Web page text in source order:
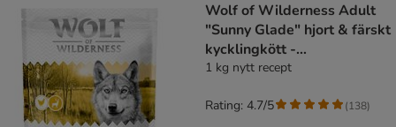
Wolf of Wilderness Adult
"Sunny Glade" hjort & färskt
kycklingkött -
spannmålsfritt
1 kg nytt recept
Rating: 4.7/5 (138)